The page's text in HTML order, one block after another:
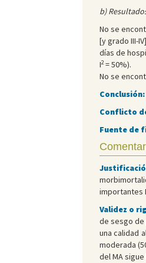
b)
No se
[y grado III-
días de
I2= 50%).
No se
Conclusión:
Conflicto
Fuente de
importantes
Validez o
de sesgo de
una calidad
moderada
del MA